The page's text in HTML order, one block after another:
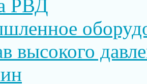
РВД
высокого